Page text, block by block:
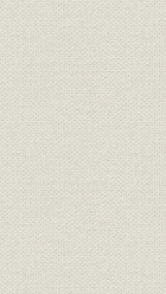
1907(明
年度
1907(明治
年度